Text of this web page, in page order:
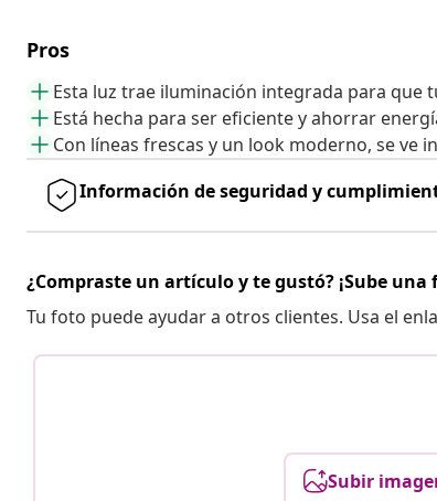
Pros
Esta luz trae iluminación integrada para que
Está hecha para ser eficiente y ahorrar
Con líneas frescas y un look moderno, se ve
Información de seguridad y
¿Compraste un artículo y te gustó? ¡Sube una
Tu foto puede ayudar a otros clientes. Usa el
Subir